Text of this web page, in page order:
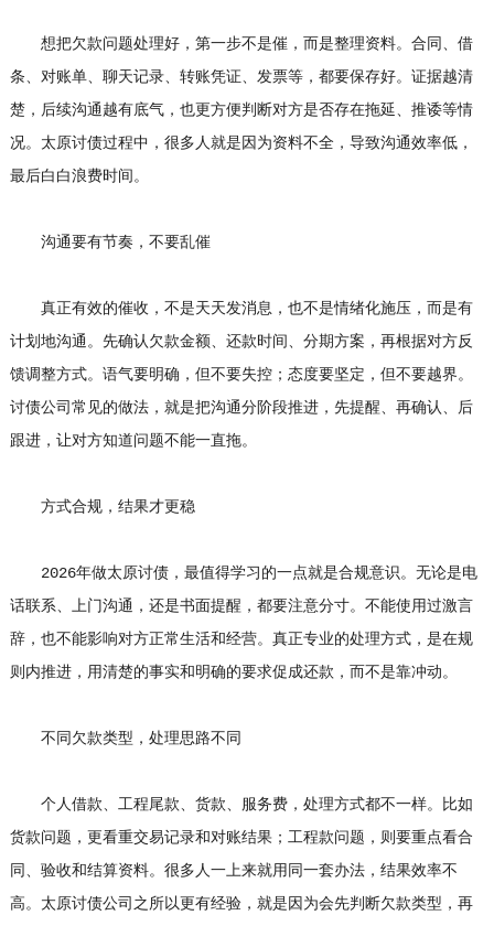
想把欠款问题处理好，第一步不是催，而是整理资料。合同、借
条、对账单、聊天记录、转账凭证、发票等，都要保存好。证据越清
楚，后续沟通越有底气，也更方便判断对方是否存在拖延、推诿等情
况。太原讨债过程中，很多人就是因为资料不全，导致沟通效率低，
最后白白浪费时间。
沟通要有节奏，不要乱催
真正有效的催收，不是天天发消息，也不是情绪化施压，而是有
计划地沟通。先确认欠款金额、还款时间、分期方案，再根据对方反
馈调整方式。语气要明确，但不要失控；态度要坚定，但不要越界。
讨债公司常见的做法，就是把沟通分阶段推进，先提醒、再确认、后
跟进，让对方知道问题不能一直拖。
方式合规，结果才更稳
2026年做太原讨债，最值得学习的一点就是合规意识。无论是电
话联系、上门沟通，还是书面提醒，都要注意分寸。不能使用过激言
辞，也不能影响对方正常生活和经营。真正专业的处理方式，是在规
则内推进，用清楚的事实和明确的要求促成还款，而不是靠冲动。
不同欠款类型，处理思路不同
个人借款、工程尾款、货款、服务费，处理方式都不一样。比如
货款问题，更看重交易记录和对账结果；工程款问题，则要重点看合
同、验收和结算资料。很多人一上来就用同一套办法，结果效率不
高。太原讨债公司之所以更有经验，就是因为会先判断欠款类型，再